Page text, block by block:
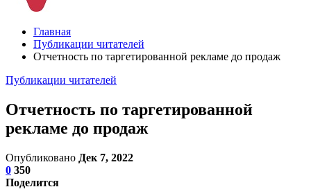
Главная
Публикации читателей
Отчетность по таргетированной рекламе до продаж
Публикации читателей
Отчетность по таргетированной
рекламе до продаж
Опубликовано Дек 7, 2022
0 350
Поделится